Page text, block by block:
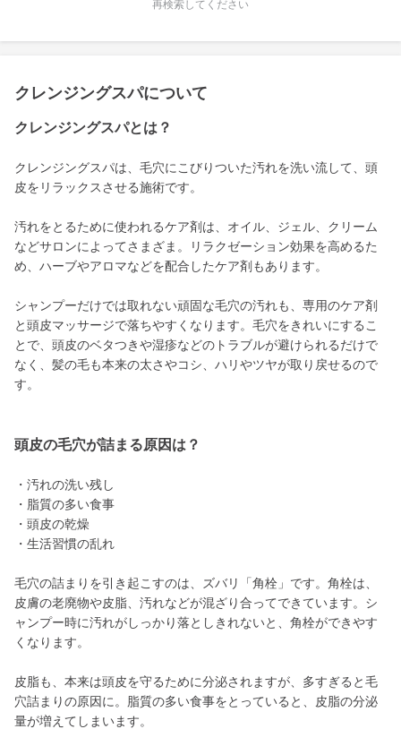
再検索してください
クレンジングスパについて
クレンジングスパとは？
クレンジングスパは、毛穴にこびりついた汚れを洗い流して、頭
皮をリラックスさせる施術です。
汚れをとるために使われるケア剤は、オイル、ジェル、クリーム
などサロンによってさまざま。リラクゼーション効果を高めるた
め、ハーブやアロマなどを配合したケア剤もあります。
シャンプーだけでは取れない頑固な毛穴の汚れも、専用のケア剤
と頭皮マッサージで落ちやすくなります。毛穴をきれいにするこ
とで、頭皮のベタつきや湿疹などのトラブルが避けられるだけで
なく、髪の毛も本来の太さやコシ、ハリやツヤが取り戻せるので
す。
頭皮の毛穴が詰まる原因は？
・汚れの洗い残し
・脂質の多い食事
・頭皮の乾燥
・生活習慣の乱れ
毛穴の詰まりを引き起こすのは、ズバリ「角栓」です。角栓は、
皮膚の老廃物や皮脂、汚れなどが混ざり合ってできています。シ
ャンプー時に汚れがしっかり落としきれないと、角栓ができやす
くなります。
皮脂も、本来は頭皮を守るために分泌されますが、多すぎると毛
穴詰まりの原因に。脂質の多い食事をとっていると、皮脂の分泌
量が増えてしまいます。